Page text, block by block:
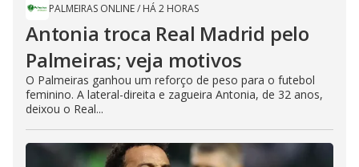
PALMEIRAS ONLINE/ HÁ 2 HORAS
Antonia troca Real Madrid pelo
Palmeiras; veja motivos
O Palmeiras ganhou um reforço de peso para o futebol
feminino. A lateral-direita e zagueira Antonia, de 32 anos,
deixou o Real...